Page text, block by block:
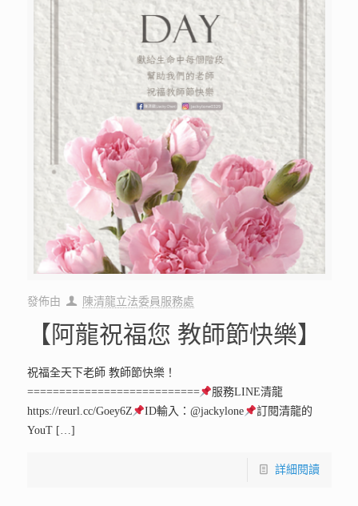
發佈由 陳清龍立法委員服務處
【阿龍祝福您 教師節快樂】
祝福全天下老師 教師節快樂！
===========================
服務LINE清龍
https://reurl.cc/Goey6Z
ID輸入：@jackylone
訂閱清龍的
YouT[…]
詳細閱讀